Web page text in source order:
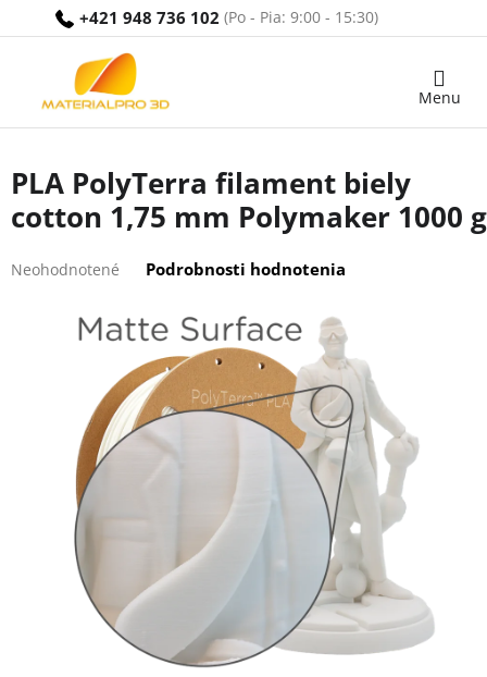
+421 948 736 102
Nákupný
PLA PolyTerra filament biely
cotton 1,75 mm Polymaker 1000 g
hodnotenie
Neohodnotené Podrobnosti hodnotenia